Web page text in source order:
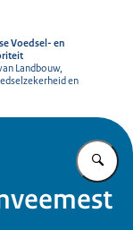
Voedsel- en
Landbouw,
en